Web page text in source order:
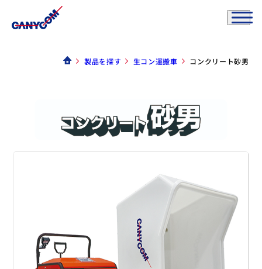
製品を探す 生コン運搬車 コンクリート砂男